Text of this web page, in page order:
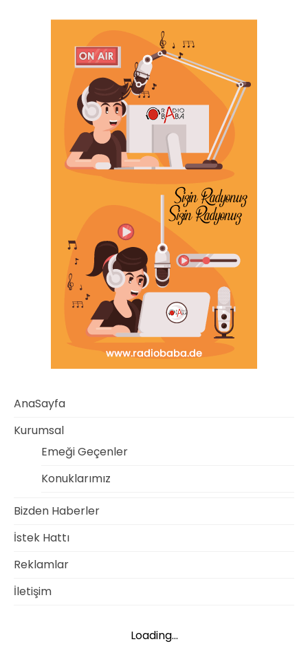
AnaSayfa
Kurumsal
Emeği Geçenler
Konuklarımız
Bizden Haberler
İstek Hattı
Reklamlar
İletişim
Loading...